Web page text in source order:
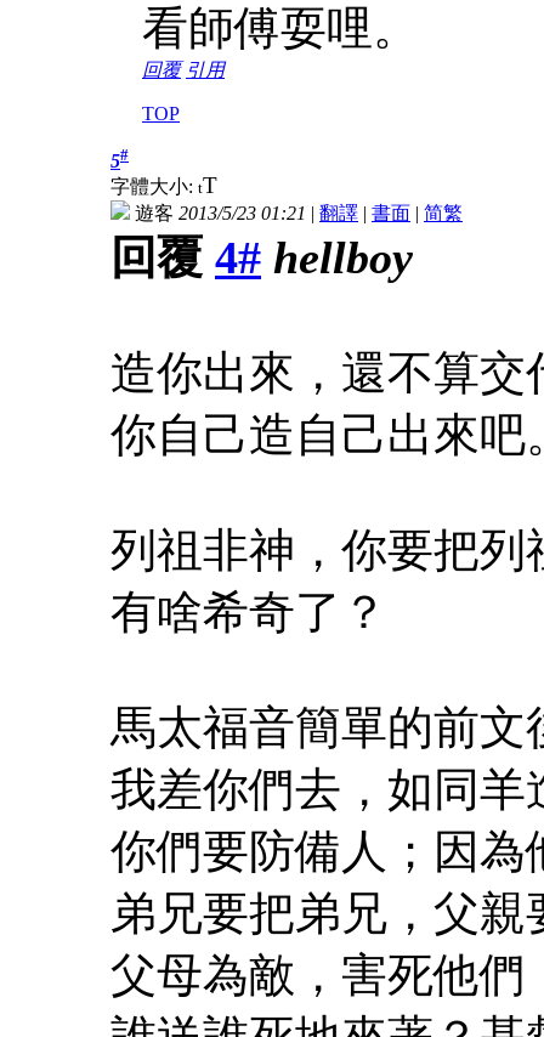
看師傅耍哩。
回覆 引用
TOP
5#
字體大小: tT
遊客 2013/5/23 01:21 | 翻譯 | 書面 | 简繁
回覆 4# hellboy
造你出來，還不算交
你自己造自己出來吧
列祖非神，你要把
有啥希奇了？
馬太福音簡單的前
我差你們去，如同羊
你們要防備人；因
弟兄要把弟兄，父
父母為敵，害死他們